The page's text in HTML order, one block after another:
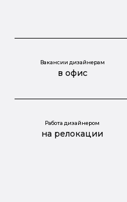
Вакансии дизайнерам
в офис
Работа дизайнером
на релокации